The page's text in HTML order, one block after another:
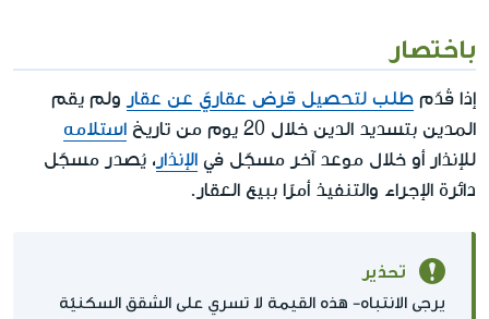
باختصار
إذا قُدّم طلب لتحصيل قرض عقاريّ عن عقار ولم يقم
المدين بتسديد الدين خلال 20 يوم من تاريخ
استلامه
للإنذار أو خلال موعد آخر مسجّل في الإنذار ، يُصدر مسجّل
دائرة الإجراء والتنفيذ أمرًا ببيع العقار.
تحذير
يرجى الانتباه- هذه القيمة لا تسري على الشقق السكنيّة